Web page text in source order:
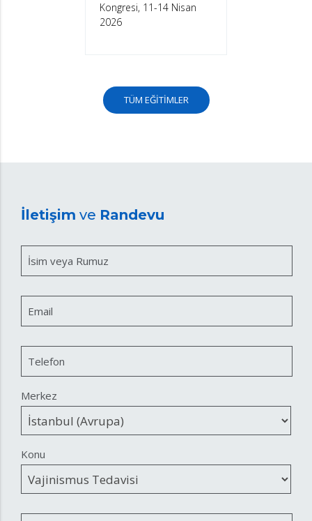
Kongresi, 11-14 Nisan
2026
TÜM EĞİTİMLER
İletişim ve Randevu
İsim veya Rumuz
Email
Telefon
Merkez
Konu